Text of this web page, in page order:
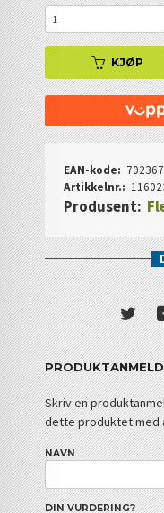
KJØP
EAN-kode:
Artikkelnr.:
Produsent:
Skriv en
dette produktet med
NAVN
DIN VURDERING?